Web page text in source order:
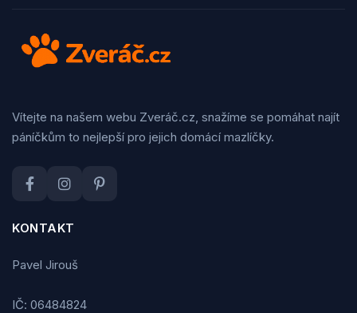
Vítejte na našem webu Zveráč.cz, snažíme se pomáhat najít
páníčkům to nejlepší pro jejich domácí mazlíčky.
KONTAKT
Pavel Jirouš
IČ: 06484824